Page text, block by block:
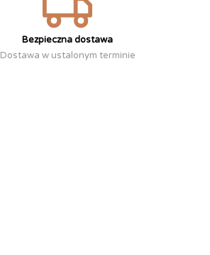
Bezpieczna dostawa
Dostawa w ustalonym terminie